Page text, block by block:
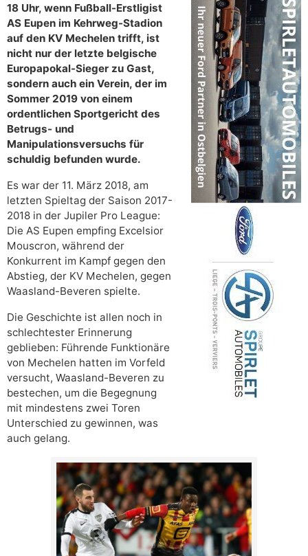
18 Uhr, wenn Fußball-Erstligist
AS Eupen im Kehrweg-Stadion
auf den KV Mechelen trifft, ist
nicht nur der letzte belgische
Europapokal-Sieger zu Gast,
sondern auch ein Verein, der im
Sommer 2019 von einem
ordentlichen Sportgericht des
Betrugs- und
Manipulationsversuchs für
schuldig befunden wurde.
Es war der 11. März 2018, am
letzten Spieltag der Saison 2017-
2018 in der Jupiler Pro League:
Die AS Eupen empfing Excelsior
Mouscron, während der
Konkurrent im Kampf gegen den
Abstieg, der KV Mechelen, gegen
Waasland-Beveren spielte.
Die Geschichte ist allen noch in
schlechtester Erinnerung
geblieben: Führende Funktionäre
von Mechelen hatten im Vorfeld
versucht, Waasland-Beveren zu
bestechen, um die Begegnung
mit mindestens zwei Toren
Unterschied zu gewinnen, was
auch gelang.